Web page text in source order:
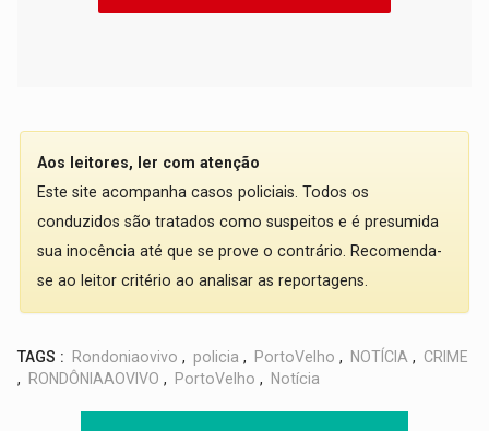
Aos leitores, ler com atenção
Este site acompanha casos policiais. Todos os
conduzidos são tratados como suspeitos e é presumida
sua inocência até que se prove o contrário. Recomenda-
se ao leitor critério ao analisar as reportagens.
TAGS : Rondoniaovivo , policia , PortoVelho , NOTÍCIA , CRIME
,
RONDÔNIAAOVIVO , PortoVelho , Notícia